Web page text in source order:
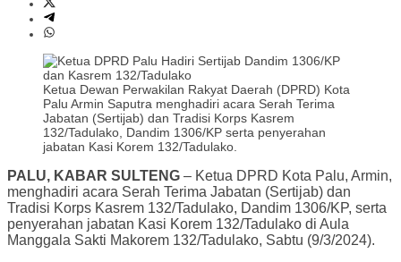
Ketua Dewan Perwakilan Rakyat Daerah (DPRD) Kota
Palu Armin Saputra menghadiri acara Serah Terima
Jabatan (Sertijab) dan Tradisi Korps Kasrem
132/Tadulako, Dandim 1306/KP serta penyerahan
jabatan Kasi Korem 132/Tadulako.
PALU, KABAR SULTENG – Ketua DPRD Kota Palu, Armin,
menghadiri acara Serah Terima Jabatan (Sertijab) dan
Tradisi Korps Kasrem 132/Tadulako, Dandim 1306/KP, serta
penyerahan jabatan Kasi Korem 132/Tadulako di Aula
Manggala Sakti Makorem 132/Tadulako, Sabtu (9/3/2024).